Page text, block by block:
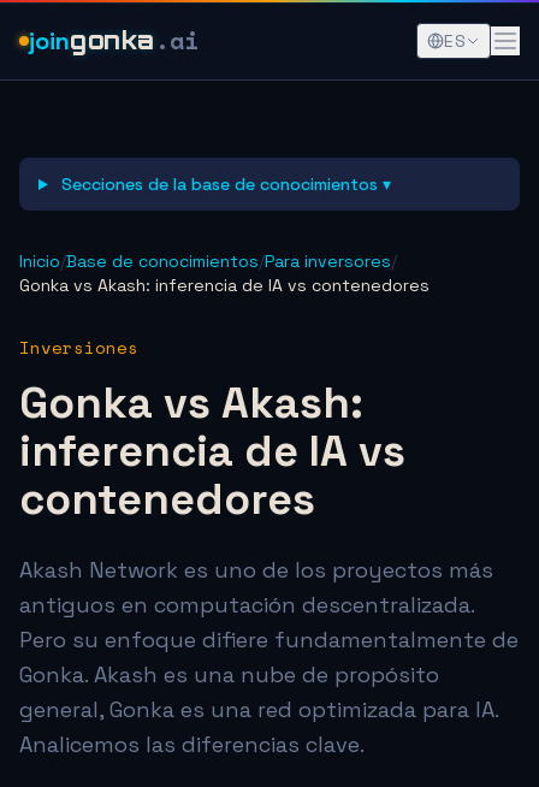
joingonka .ai ES
Secciones de la base de conocimientos ▾
Inicio/Base de conocimientos/Para inversores/
Gonka vs Akash: inferencia de IA vs contenedores
Inversiones
Gonka vs Akash:
inferencia de IA vs
contenedores
Akash Network es uno de los proyectos más
antiguos en computación descentralizada.
Pero su enfoque difiere fundamentalmente de
Gonka. Akash es una nube de propósito
general, Gonka es una red optimizada para IA.
Analicemos las diferencias clave.